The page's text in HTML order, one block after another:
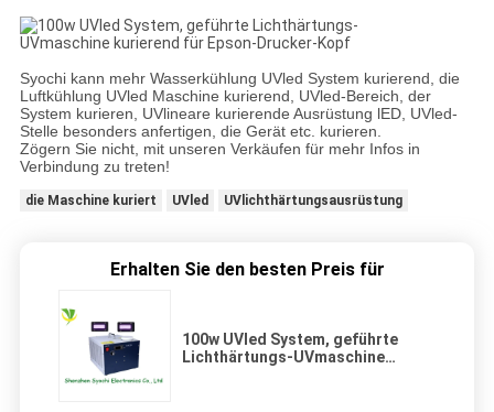
Syochi kann mehr Wasserkühlung UVled System kurierend, die
Luftkühlung UVled Maschine kurierend, UVled-Bereich, der
System kurieren, UVlineare kurierende Ausrüstung lED, UVled-
Stelle besonders anfertigen, die Gerät etc. kurieren.
Zögern Sie nicht, mit unseren Verkäufen für mehr Infos in
Verbindung zu treten!
die Maschine kuriert UVled UVlichthärtungsausrüstung
Erhalten Sie den besten Preis für
100w UVled System, geführte
Lichthärtungs-UVmaschine